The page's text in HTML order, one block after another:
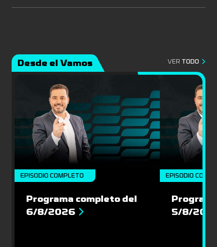
Desde el Vamos VER TODO
EPISODIO COMPLETO
Programa completo del
6/8/2026
EPISODIO
5/8/